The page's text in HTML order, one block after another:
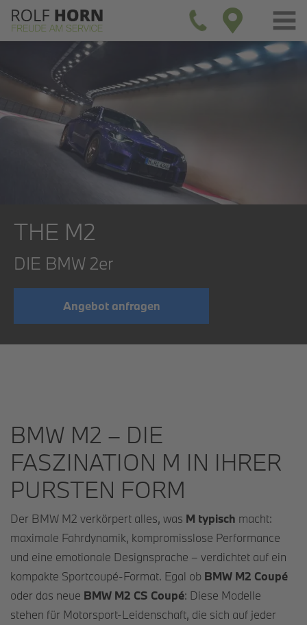
THE M2
DIE BMW 2er
Angebot anfragen
BMW M2 – DIE
FASZINATION M IN IHRER
PURSTEN FORM
Der BMW M2 verkörpert alles, was M typisch macht:
maximale Fahrdynamik, kompromisslose Performance
und eine emotionale Designsprache – verdichtet auf ein
kompakte Sportcoupé-Format. Egal ob BMW M2 Coupé
oder das neue BMW M2 CS Coupé: Diese Modelle
stehen für Motorsport-Leidenschaft, die sich auf jeder